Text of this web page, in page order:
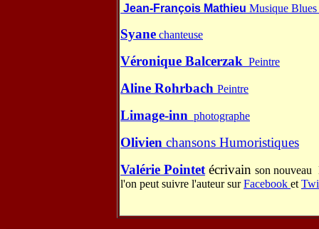
Jean-François Mathieu Musique
Syane chanteuse
Véronique Balcerzak Peintre
Aline Rohrbach Peintre
Limage-inn photographe
Olivien chansons Humoristiques
Valérie Pointet écrivain son nouveau
l'on peut suivre l'auteur surFacebook et